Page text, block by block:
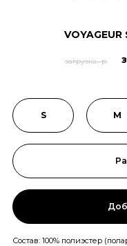
M
S
VOYAGEUR
загрузка.. р.
Состав: 100% полиэстер